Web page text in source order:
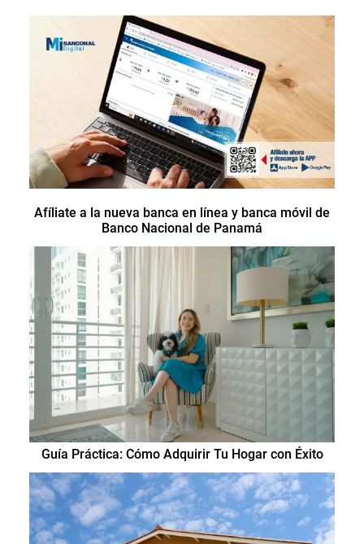
Afíliate a la nueva banca en línea y banca móvil de
Banco Nacional de Panamá
Guía Práctica: Cómo Adquirir Tu Hogar con Éxito